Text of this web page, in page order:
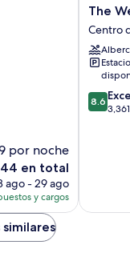
por noche
en total
ago - 29 ago
y cargos
The
Westin
Plaza,
Atlanta
Centro
de
Atlanta
The
Centro
8.6
de
8.6